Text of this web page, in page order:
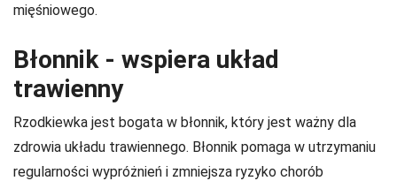
mięśniowego.
Błonnik - wspiera układ
trawienny
Rzodkiewka jest bogata w błonnik, który jest ważny dla
zdrowia układu trawiennego. Błonnik pomaga w utrzymaniu
regularności wypróżnień i zmniejsza ryzyko chorób